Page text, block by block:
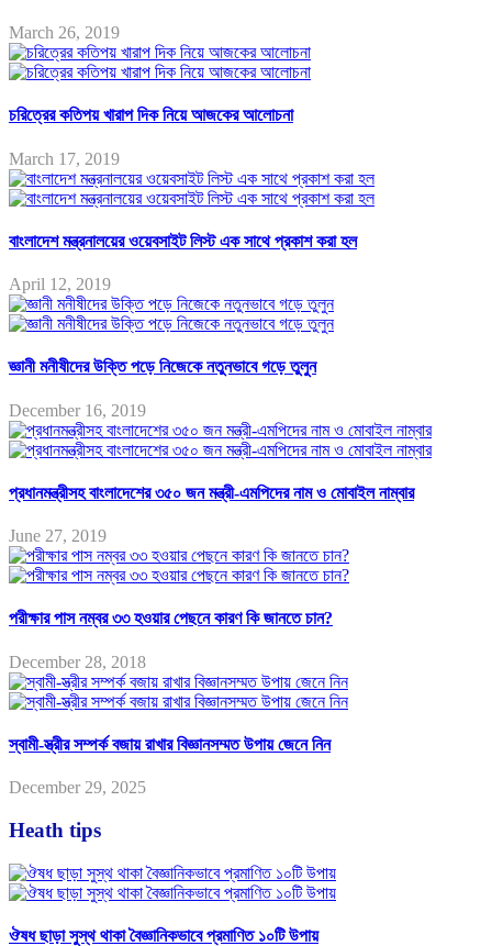
March 26, 2019
চরিত্রের কতিপয় খারাপ দিক নিয়ে আজকের আলোচনা
March 17, 2019
বাংলাদেশ মন্ত্রনালয়ের ওয়েবসাইট লিস্ট এক সাথে প্রকাশ করা হল
April 12, 2019
জ্ঞানী মনীষীদের উক্তি পড়ে নিজেকে নতুনভাবে গড়ে তুলুন
December 16, 2019
প্রধানমন্ত্রীসহ বাংলাদেশের ৩৫০ জন মন্ত্রী-এমপিদের নাম ও মোবাইল নাম্বার
June 27, 2019
পরীক্ষার পাস নম্বর ৩৩ হওয়ার পেছনে কারণ কি জানতে চান?
December 28, 2018
স্বামী-স্ত্রীর সম্পর্ক বজায় রাখার বিজ্ঞানসম্মত উপায় জেনে নিন
December 29, 2025
Heath tips
ঔষধ ছাড়া সুস্থ থাকা বৈজ্ঞানিকভাবে প্রমাণিত ১০টি উপায়